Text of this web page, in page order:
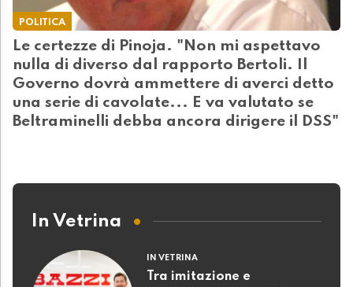
POLITICA
Le certezze di Pinoja. "Non mi aspettavo
nulla di diverso dal rapporto Bertoli. Il
Governo dovrà ammettere di averci detto
una serie di cavolate... E va valutato se
Beltraminelli debba ancora dirigere il DSS"
In Vetrina
IN VETRINA
Tra imitazione e